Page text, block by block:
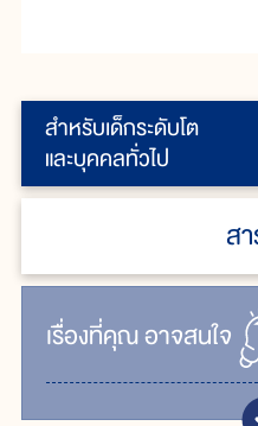
สำหรับเด็กระดับโต
และบุคคลทั่วไป
ส
เรื่ิองที่คุณอาจสนใจ